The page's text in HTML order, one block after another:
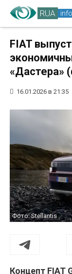
RUA
FIAT
«Дастера»
16.01.2026 в 21:35
Фото: Stellantis
Концепт FIAT